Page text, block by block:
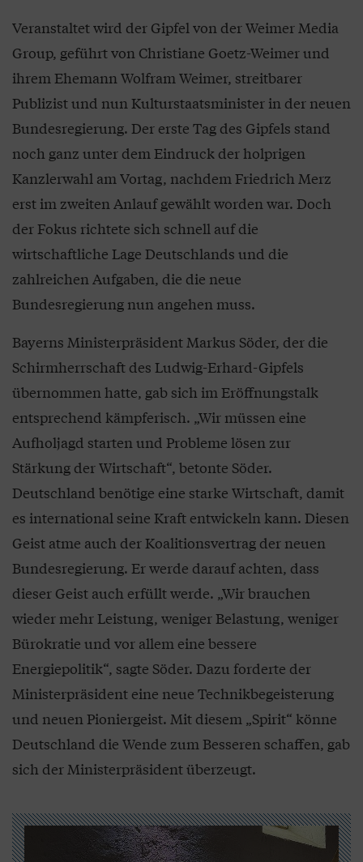
Veranstaltet wird der Gipfel von der Weimer Media
Group, geführt von Christiane Goetz-Weimer und
ihrem Ehemann Wolfram Weimer, streitbarer
Publizist und nun Kulturstaatsminister in der neuen
Bundesregierung. Der erste Tag des Gipfels stand
noch ganz unter dem Eindruck der holprigen
Kanzlerwahl am Vortag, nachdem Friedrich Merz
erst im zweiten Anlauf gewählt worden war. Doch
der Fokus richtete sich schnell auf die
wirtschaftliche Lage Deutschlands und die
zahlreichen Aufgaben, die die neue
Bundesregierung nun angehen muss.
Bayerns Ministerpräsident Markus Söder, der die
Schirmherrschaft des Ludwig-Erhard-Gipfels
übernommen hatte, gab sich im Eröffnungstalk
entsprechend kämpferisch. „Wir müssen eine
Aufholjagd starten und Probleme lösen zur
Stärkung der Wirtschaft“, betonte Söder.
Deutschland benötige eine starke Wirtschaft, damit
es international seine Kraft entwickeln kann. Diesen
Geist atme auch der Koalitionsvertrag der neuen
Bundesregierung. Er werde darauf achten, dass
dieser Geist auch erfüllt werde. „Wir brauchen
wieder mehr Leistung, weniger Belastung, weniger
Bürokratie und vor allem eine bessere
Energiepolitik“, sagte Söder. Dazu forderte der
Ministerpräsident eine neue Technikbegeisterung
und neuen Pioniergeist. Mit diesem „Spirit“ könne
Deutschland die Wende zum Besseren schaffen, gab
sich der Ministerpräsident überzeugt.